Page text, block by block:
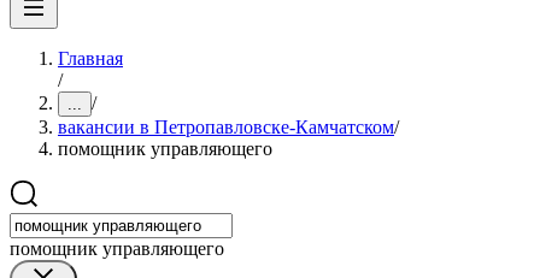
Главная
/
... /
вакансии в Петропавловске-Камчатском/
помощник управляющего
помощник управляющего